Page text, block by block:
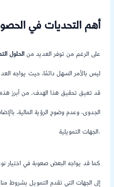
أهم التحديات في
على الرغم من توفر العديد من الحلول
ليس بالأمر السهل دائمًا، حيث يواجه
قد تعيق تحقيق هذا الهدف. من أبرز
الجدوى، وعدم وضوح الرؤية المالية،
الجهات التمويلية.
كما قد يواجه البعض صعوبة في اختيار
إلى الجهات التي تقدم التمويل بشروط